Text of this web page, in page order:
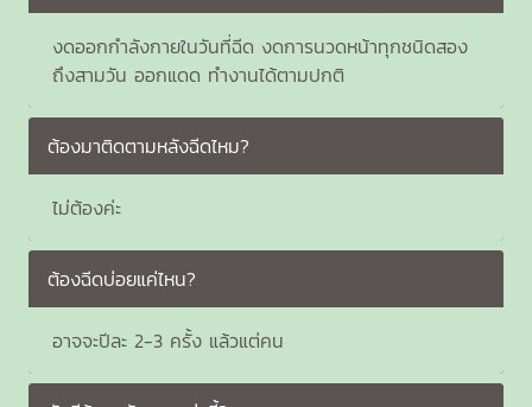
งดออกกำลังกายในวันที่ฉีด งดการนวดหน้าทุกชนิดสอง
ถึงสามวัน ออกแดด ทำงานได้ตามปกติ
ต้องมาติดตามหลังฉีดไหม?
ไม่ต้องค่ะ
ต้องฉีดบ่อยแค่ไหน?
อาจจะปีละ 2-3 ครั้ง แล้วแต่คน